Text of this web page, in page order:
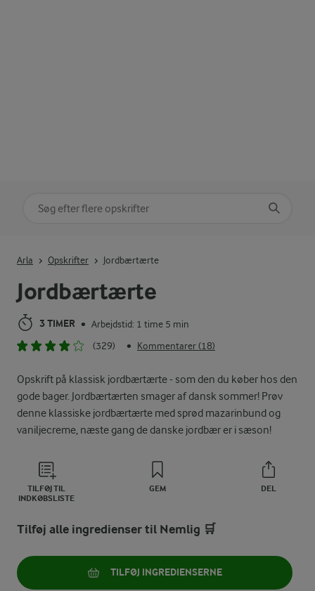
Jordbærtærte
3 TIMER • Arbejdstid: 1 time 5 min
(329)
• Kommentarer (18)
Opskrift på klassisk jordbærtærte - som den du køber hos den
gode bager. Jordbærtærten smager af dansk sommer! Prøv
denne klassiske jordbærtærte med sprød mazarinbund og
vaniljecreme, næste gang de danske jordbær er i sæson!
TILFØJ TIL
INDKØBSLISTE
GEM DEL
Arla Opskrifter Jordbærtærte
Tilføj alle ingredienser til Nemlig 🛒
TILFØJ INGREDIENSERNE
Søg på kategori